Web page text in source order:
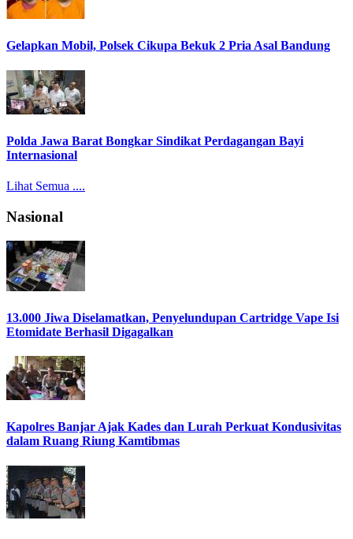
Gelapkan Mobil, Polsek Cikupa Bekuk 2 Pria Asal Bandung
Polda Jawa Barat Bongkar Sindikat Perdagangan Bayi
Internasional
Lihat Semua ....
Nasional
13.000 Jiwa Diselamatkan, Penyelundupan Cartridge Vape Isi
Etomidate Berhasil Digagalkan
Kapolres Banjar Ajak Kades dan Lurah Perkuat Kondusivitas
dalam Ruang Riung Kamtibmas